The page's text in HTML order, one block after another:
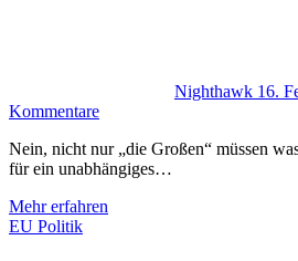
Nighthawk 16.
Kommentare
Nein, nicht nur „die Großen“ müssen was tun. Jeder kann etwas tun
für ein unabhängiges…
Mehr erfahren
EU Politik